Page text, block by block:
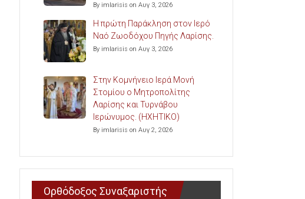
By imlarisis on Αυγ 3, 2026
Η πρώτη Παράκληση στον Ιερό
Ναό Ζωοδόχου Πηγής Λαρίσης.
By imlarisis on Αυγ 3, 2026
Στην Κομνήνειο Ιερά Μονή
Στομίου ο Μητροπολίτης
Λαρίσης και Τυρνάβου
Ιερώνυμος. (ΗΧΗΤΙΚΟ)
By imlarisis on Αυγ 2, 2026
Ορθόδοξος Συναξαριστής